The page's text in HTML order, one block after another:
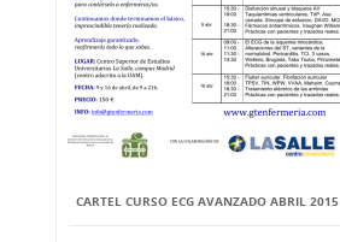
CARTEL CURSO ECG AVANZADO ABRIL 2015